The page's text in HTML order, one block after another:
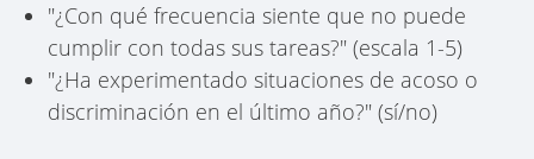
"¿Con qué frecuencia siente que no puede
cumplir con todas sus tareas?" (escala 1-5)
"¿Ha experimentado situaciones de acoso o
discriminación en el último año?" (sí/no)